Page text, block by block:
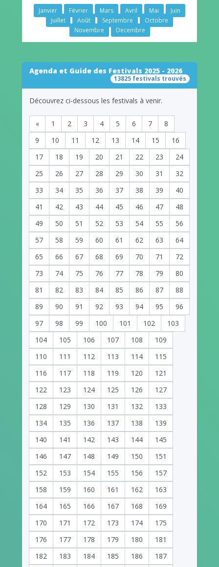
Janvier Février Mars Avril Mai
Juin
Juillet
Août Septembre
Octobre
Novembre
Decembre
Agenda et Guide des Festivals 2025 - 2026
13825 festivals trouvés
Découvrez ci-dessous les festivals à venir.
« 1 2 3 4 5 6 7
8
9
10 11 12 13 14 15
16
17
18 19 20 21 22 23
24
25
26 27 28 29 30 31
32
33
34 35 36 37 38 39
40
41
42 43 44 45 46 47
48
49
50 51 52 53 54 55
56
57
58 59 60 61 62 63
64
65
66 67 68 69 70 71
72
73
74 75 76 77 78 79
80
81
82 83 84 85 86 87
88
89
90 91 92 93 94 95
96
97
98 99 100 101 102
103
104
105 106 107 108
109
110
111 112 113 114
115
116
117 118 119 120
121
122
123 124 125 126
127
128
129 130 131 132
133
134
135 136 137 138
139
140
141 142 143 144
145
146
147 148 149 150
151
152
153 154 155 156
157
158
159 160 161 162
163
164
165 166 167 168
169
170
171 172 173 174
175
176
177 178 179 180
181
182
183 184 185 186
187